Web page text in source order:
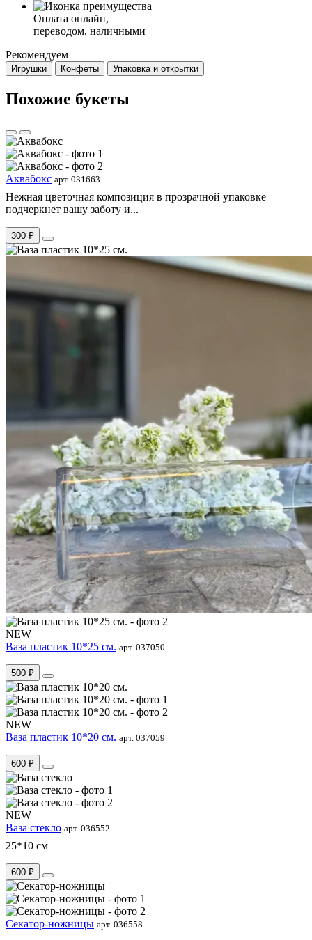
Оплата онлайн,
переводом, наличными
Рекомендуем
Игрушки Конфеты Упаковка и открытки
Похожие букеты
Аквабокс арт. 031663
Нежная цветочная композиция в прозрачной упаковке
подчеркнет вашу заботу и...
300 ₽
NEW
Ваза пластик 10*25 см. арт. 037050
500 ₽
NEW
Ваза пластик 10*20 см. арт. 037059
600 ₽
NEW
Ваза стекло арт. 036552
25*10 см
600 ₽
Секатор-ножницы арт. 036558